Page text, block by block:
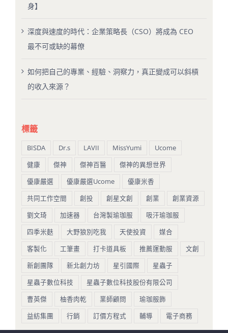
身】
深度與速度的時代：企業策略長（CSO）將成為 CEO
最不可或缺的幕僚
如何把自己的專業、經驗、洞察力，真正變成可以斜槓
的收入來源？
標籤
BISDA Dr.s LAVII MissYumi
Ucome
健康
傑神 傑神百醫
傑神的異想世界
優康嚴選
優康嚴選Ucome
優康米香
共同工作空間
創投 創星文創 創業
創業資源
劉文琦
加速器 台灣製瑜珈服
吸汗瑜珈服
四季米麩
大野狼別吃我 天使投資
媒合
客製化
工筆畫 打卡道具板 推薦運動服
文創
新創團隊
新北創力坊 星引國際
星蟲子
星蟲子數位科技
星蟲子數位科技股份有限公司
曹英傑
柚香肉乾 業師顧問
瑜珈服飾
益紡集團
行銷 訂價方程式 輔導 電子商務